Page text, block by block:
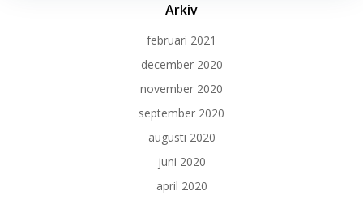
Arkiv
februari 2021
december 2020
november 2020
september 2020
augusti 2020
juni 2020
april 2020